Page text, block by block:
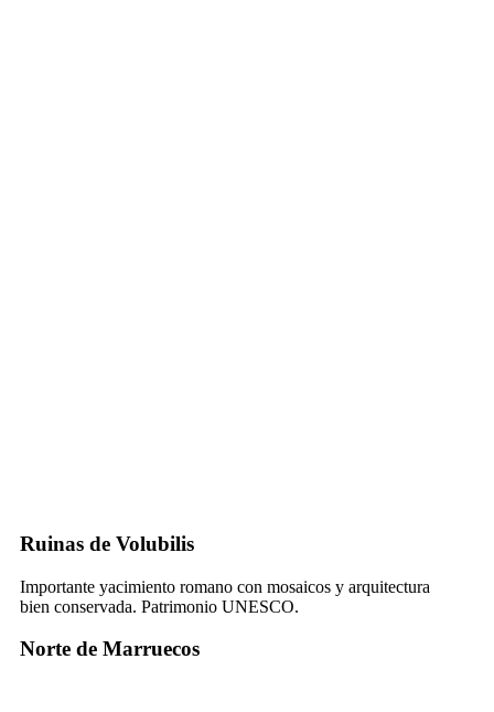
Ruinas de Volubilis
Importante yacimiento romano con mosaicos y arquitectura
bien conservada. Patrimonio UNESCO.
Norte de Marruecos